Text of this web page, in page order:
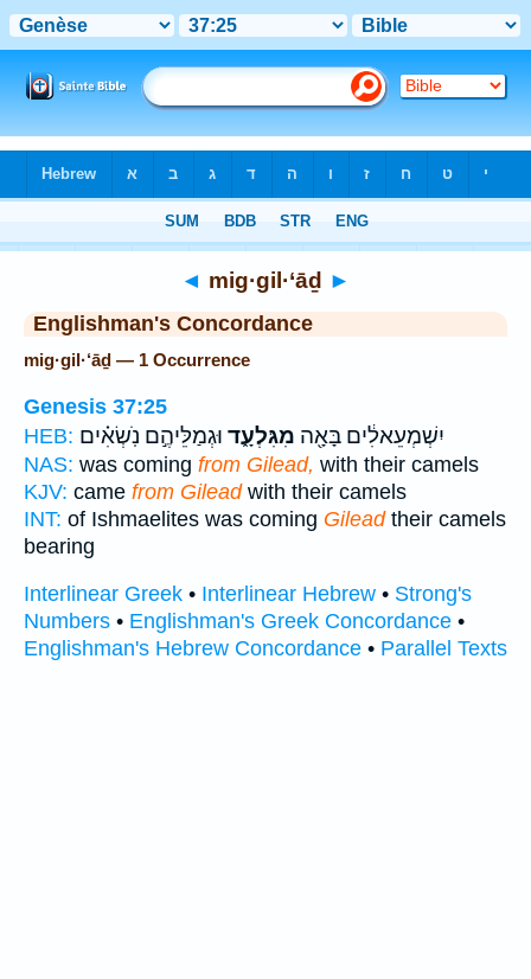
◄ mig·gil·‘āḏ ►
Englishman's Concordance
mig·gil·‘āḏ — 1 Occurrence
Genesis 37:25
HEB:
יִשְׁמְעֵאלִ֔ים בָּאָ֖ה מִגִּלְעָ֑ד וּגְמַלֵּיהֶ֣ם נֹֽשְׂאִ֗ים
NAS: was coming from Gilead, with their camels
KJV: came from Gileadwith their camels
INT: of Ishmaelites was coming Gileadtheir camels
bearing
Interlinear Greek • Interlinear Hebrew • Strong's
Numbers • Englishman's Greek Concordance •
Englishman's Hebrew Concordance • Parallel Texts